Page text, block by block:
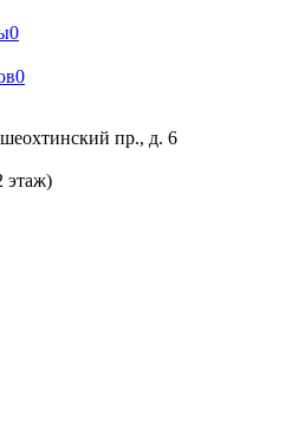
0
0
пр., д. 6
этаж)